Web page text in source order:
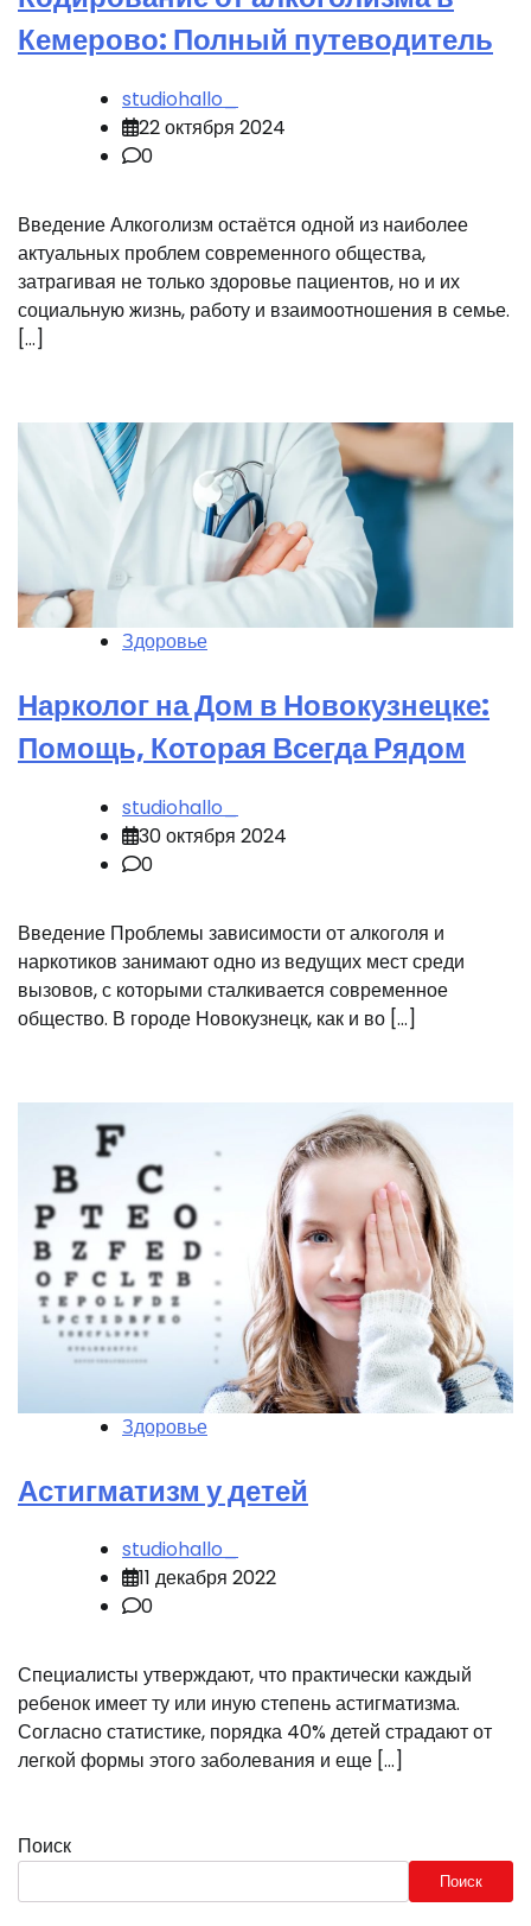
Кемерово: Полный путеводитель
studiohallo_
22 октября 2024
0
Введение Алкоголизм остаётся одной из наиболее
актуальных проблем современного общества,
затрагивая не только здоровье пациентов, но и их
социальную жизнь, работу и взаимоотношения в семье.
[…]
Здоровье
Нарколог на Дом в Новокузнецке:
Помощь, Которая Всегда Рядом
studiohallo_
30 октября 2024
0
Введение Проблемы зависимости от алкоголя и
наркотиков занимают одно из ведущих мест среди
вызовов, с которыми сталкивается современное
общество. В городе Новокузнецк, как и во […]
Здоровье
Астигматизм у детей
studiohallo_
11 декабря 2022
0
Специалисты утверждают, что практически каждый
ребенок имеет ту или иную степень астигматизма.
Согласно статистике, порядка 40% детей страдают от
легкой формы этого заболевания и еще […]
Поиск
Поиск